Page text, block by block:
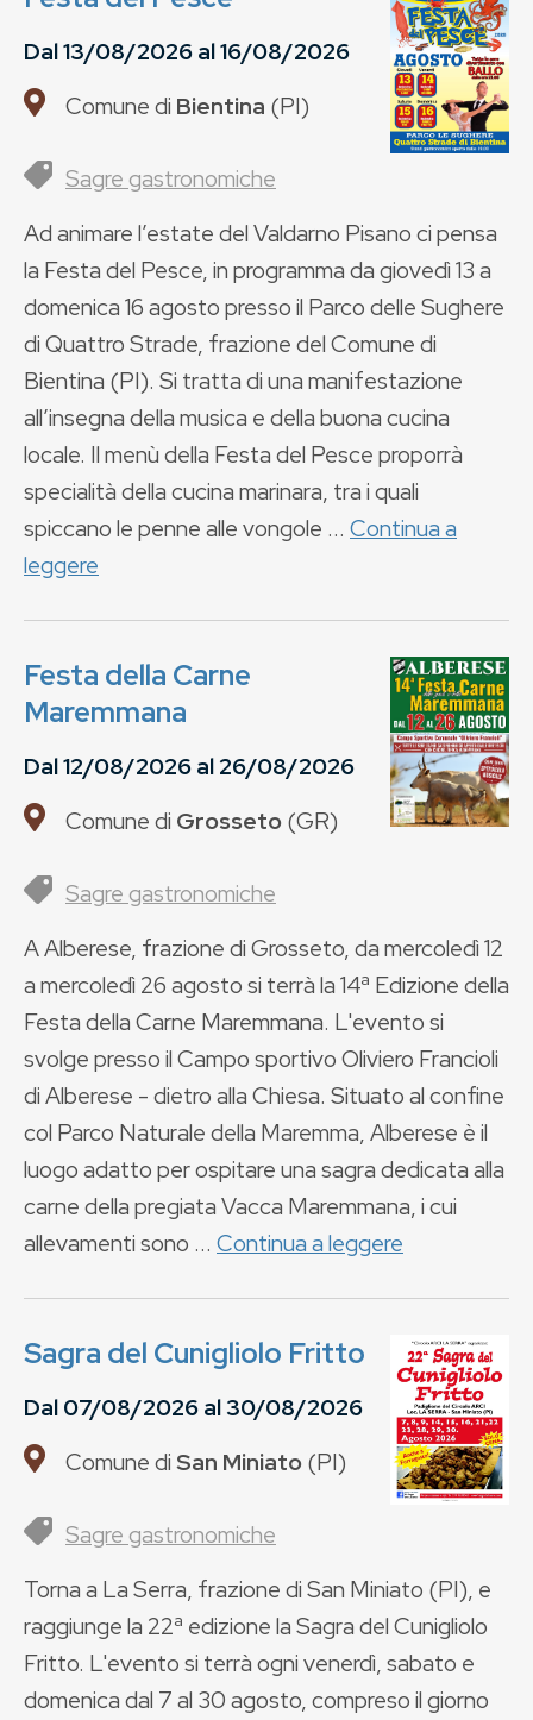
Dal13/08/2026al16/08/2026
Comune di Bientina (PI)
Sagre gastronomiche
Ad animare l’estate del Valdarno Pisano ci pensa
la Festa del Pesce, in programma da giovedì 13 a
domenica 16 agosto presso il Parco delle Sughere
di Quattro Strade, frazione del Comune di
Bientina (PI). Si tratta di una manifestazione
all’insegna della musica e della buona cucina
locale. Il menù della Festa del Pesce proporrà
specialità della cucina marinara, tra i quali
spiccano le penne alle vongole ... Continua a
leggere
Festa della Carne
Maremmana
Dal12/08/2026al26/08/2026
Comune di Grosseto(GR)
Sagre gastronomiche
A Alberese, frazione di Grosseto, da mercoledì 12
a mercoledì 26 agosto si terrà la 14ª Edizione della
Festa della Carne Maremmana. L'evento si
svolge presso il Campo sportivo Oliviero Francioli
di Alberese - dietro alla Chiesa. Situato al confine
col Parco Naturale della Maremma, Alberese è il
luogo adatto per ospitare una sagra dedicata alla
carne della pregiata Vacca Maremmana, i cui
allevamenti sono ... Continua a leggere
Sagra del Cunigliolo Fritto
Dal07/08/2026al30/08/2026
Comune diSan Miniato(PI)
Sagre gastronomiche
Torna a La Serra, frazione di San Miniato (PI), e
raggiunge la 22ª edizione la Sagra del Cunigliolo
Fritto. L'evento si terrà ogni venerdì, sabato e
domenica dal 7 al 30 agosto, compreso il giorno